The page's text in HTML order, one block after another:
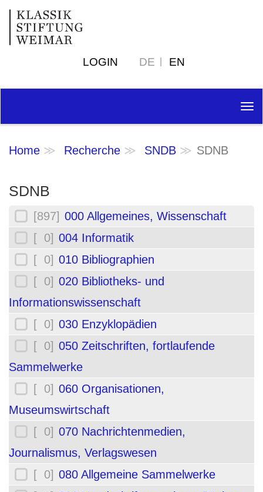
LOGIN DE EN
Home Recherche SNDB SDNB
SDNB
[897] 000 Allgemeines, Wissenschaft
[ 0] 004 Informatik
[ 0] 010 Bibliographien
[ 0] 020 Bibliotheks- und
Informationswissenschaft
[ 0] 030 Enzyklopädien
[ 0] 050 Zeitschriften, fortlaufende
Sammelwerke
[ 0] 060 Organisationen,
Museumswirtschaft
[ 0] 070 Nachrichtenmedien,
Journalismus, Verlagswesen
[ 0] 080 Allgemeine Sammelwerke